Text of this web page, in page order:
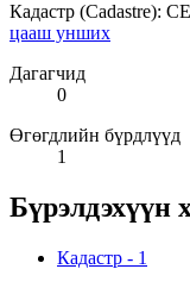
Кадастр (Cadastre):
цааш унших
Дагагчид
0
Өгөгдлийн бүрдлүүд
1
Бүрэлдэхүүн
Кадастр - 1